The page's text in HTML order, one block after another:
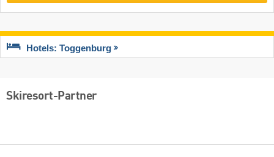
Hotels: Toggenburg
Skiresort-Partner